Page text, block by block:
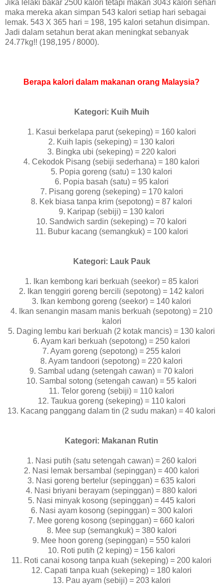
Jika lelaki bakar 2500 kalori tetapi makan 3043 kalori sehari
maka mereka akan simpan 543 kalori setiap hari sebagai
lemak. 543 X 365 hari = 198, 195 kalori setahun disimpan.
Jadi dalam setahun berat akan meningkat sebanyak
24.77kg!! (198,195 / 8000).
Berapa kalori dalam makanan orang Malaysia?
Kategori: Kuih Muih
1. Kasui berkelapa parut (sekeping) = 160 kalori
2. Kuih lapis (sekeping) = 130 kalori
3. Bingka ubi (sekeping) = 220 kalori
4. Cekodok Pisang (sebiji sederhana) = 180 kalori
5. Popia goreng (satu) = 130 kalori
6. Popia basah (satu) = 95 kalori
7. Pisang goreng (sekeping) = 170 kalori
8. Kek biasa tanpa krim (sepotong) = 87 kalori
9. Karipap (sebiji) = 130 kalori
10. Sandwich sardin (sekeping) = 70 kalori
11. Bubur kacang (semangkuk) = 100 kalori
Kategori: Lauk Pauk
1. Ikan kembong kari berkuah (seekor) = 85 kalori
2. Ikan tenggiri goreng bercili (sepotong) = 142 kalori
3. Ikan kembong goreng (seekor) = 140 kalori
4. Ikan senangin masam manis berkuah (sepotong) = 210
kalori
5. Daging lembu kari berkuah (2 kotak mancis) = 130 kalori
6. Ayam kari berkuah (sepotong) = 250 kalori
7. Ayam goreng (sepotong) = 255 kalori
8. Ayam tandoori (sepotong) = 220 kalori
9. Sambal udang (setengah cawan) = 70 kalori
10. Sambal sotong (setengah cawan) = 55 kalori
11. Telor goreng (sebiji) = 110 kalori
12. Taukua goreng (sekeping) = 110 kalori
13. Kacang panggang dalam tin (2 sudu makan) = 40 kalori
Kategori: Makanan Rutin
1. Nasi putih (satu setengah cawan) = 260 kalori
2. Nasi lemak bersambal (sepinggan) = 400 kalori
3. Nasi goreng bertelur (sepinggan) = 635 kalori
4. Nasi briyani berayam (sepinggan) = 880 kalori
5. Nasi minyak kosong (sepinggan) = 445 kalori
6. Nasi ayam kosong (sepinggan) = 300 kalori
7. Mee goreng kosong (sepinggan) = 660 kalori
8. Mee sup (semangkuk) = 380 kalori
9. Mee hoon goreng (sepinggan) = 550 kalori
10. Roti putih (2 keping) = 156 kalori
11. Roti canai kosong tanpa kuah (sekeping) = 200 kalori
12. Capati tanpa kuah (sekeping) = 180 kalori
13. Pau ayam (sebiji) = 203 kalori